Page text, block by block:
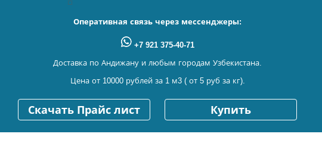
Оперативная связь через мессенджеры:
+7 921 375-40-71
Доставка по Андижану и любым городам Узбекистана.
Цена от 10000 рублей за 1 м3 ( от 5 руб за кг).
Скачать Прайс лист Купить